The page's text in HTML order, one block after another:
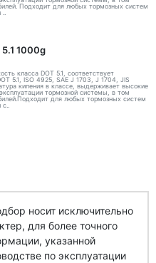
Подходит для любых тормозных систем
5.1 1000g
класса DOT 5.1, соответствует
5.1, ISO 4925, SAE J 1703, J 1704, JIS
кипения в классе, выдерживает высокие
тормозной системы, в том
для любых тормозных систем
носит исключительно
для более точного
указанной
по эксплуатации